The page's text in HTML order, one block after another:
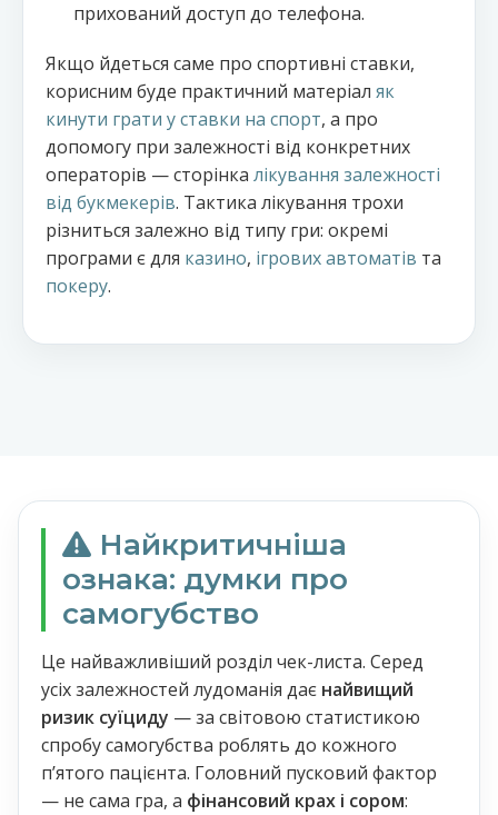
прихований доступ до телефона.
Якщо йдеться саме про спортивні ставки,
корисним буде практичний матеріал як
кинути грати у ставки на спорт, а про
допомогу при залежності від конкретних
операторів — сторінка лікування залежності
від букмекерів. Тактика лікування трохи
різниться залежно від типу гри: окремі
програми є для казино, ігрових автоматів та
покеру.
Найкритичніша
ознака: думки про
самогубство
Це найважливіший розділ чек-листа. Серед
усіх залежностей лудоманія дає найвищий
ризик суїциду — за світовою статистикою
спробу самогубства роблять до кожного
пʼятого пацієнта. Головний пусковий фактор
— не сама гра, а фінансовий крах і сором: